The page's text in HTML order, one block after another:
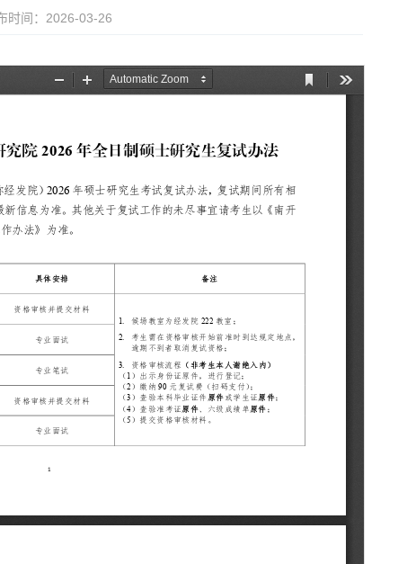
时间：2026-03-26